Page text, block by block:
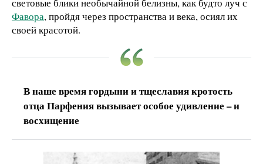
световые блики необычайной белизны, как будто луч с
Фавора, пройдя через пространства и века, осиял их
своей красотой.
В наше время гордыни и тщеславия кротость
отца Парфения вызывает особое удивление – и
восхищение